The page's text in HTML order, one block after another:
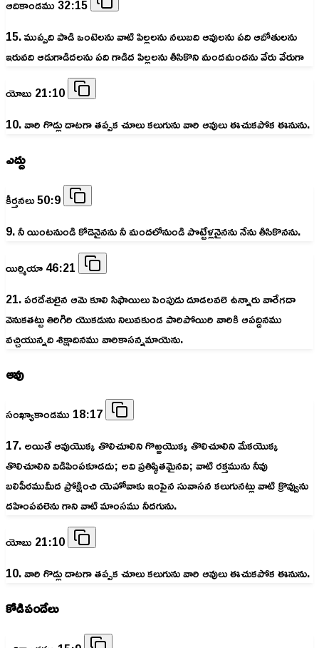
ఆదికాండము 32:15
15. ముప్పది పాడి ఒంటెలను వాటి పిల్లలను నలుబది ఆవులను పది ఆబోతులను
ఇరువది ఆడుగాడిదలను పది గాడిద పిల్లలను తీసికొని మందమందను వేరు వేరుగా
యోబు 21:10
10. వారి గొడ్లు దాటగా తప్పక చూలు కలుగును వారి ఆవులు ఈచుకపోక ఈనును.
ఎద్దు
కీర్తనలు 50:9
9. నీ యింటనుండి కోడెనైనను నీ మందలోనుండి పొట్టేళ్లనైనను నేను తీసికొనను.
యిర్మియా 46:21
21. పరదేశులైన ఆమె కూలి సిఫాయిలు పెంపుడు దూడలవలె ఉన్నారు వారేగదా
వెనుకతట్టు తిరిగిరి యొకడును నిలువకుండ పారిపోయిరి వారికి ఆపద్దినము
వచ్చియున్నది శిక్షాదినము వారికాసన్నమాయెను.
ఆవు
సంఖ్యాకాండము 18:17
17. అయితే ఆవుయొక్క తొలిచూలిని గొఱ్ఱయొక్క తొలిచూలిని మేకయొక్క
తొలిచూలిని విడిపింపకూడదు; అవి ప్రతిష్ఠితమైనవి; వాటి రక్తమును నీవు
బలిపీఠముమీద ప్రోక్షించి యెహోవాకు ఇంపైన సువాసన కలుగునట్లు వాటి క్రొవ్వును
దహింపవలెను గాని వాటి మాంసము నీదగును.
యోబు 21:10
10. వారి గొడ్లు దాటగా తప్పక చూలు కలుగును వారి ఆవులు ఈచుకపోక ఈనును.
కోడిపందేలు